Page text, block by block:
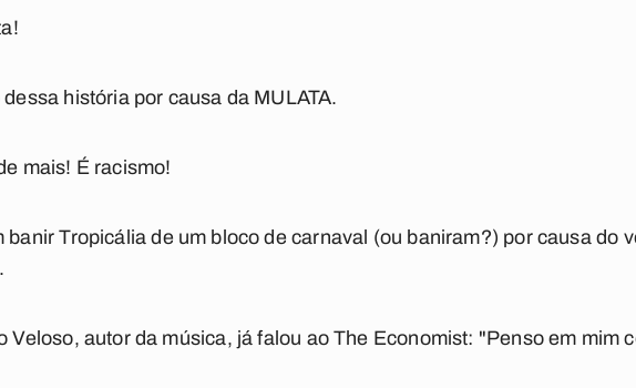
dessa história por causa da MULATA.
mais! É racismo!
banirTropicália de um bloco de carnaval (ou baniram?) por causa do
Veloso, autor da música, já falou aoThe Economist: "Penso em mim